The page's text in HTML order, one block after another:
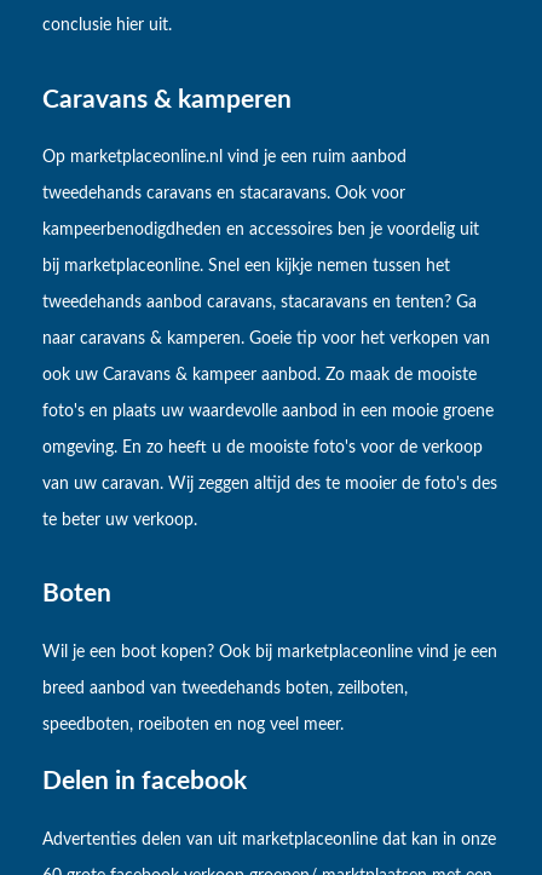
conclusie hier uit.
Caravans & kamperen
Op marketplaceonline.nl vind je een ruim aanbod
tweedehands caravans en stacaravans. Ook voor
kampeerbenodigdheden en accessoires ben je voordelig uit
bij marketplaceonline. Snel een kijkje nemen tussen het
tweedehands aanbod caravans, stacaravans en tenten? Ga
naar caravans & kamperen. Goeie tip voor het verkopen van
ook uw Caravans & kampeer aanbod. Zo maak de mooiste
foto's en plaats uw waardevolle aanbod in een mooie groene
omgeving. En zo heeft u de mooiste foto's voor de verkoop
van uw caravan. Wij zeggen altijd des te mooier de foto's des
te beter uw verkoop.
Boten
Wil je een boot kopen? Ook bij marketplaceonline vind je een
breed aanbod van tweedehands boten, zeilboten,
speedboten, roeiboten en nog veel meer.
Delen in facebook
Advertenties delen van uit marketplaceonline dat kan in onze